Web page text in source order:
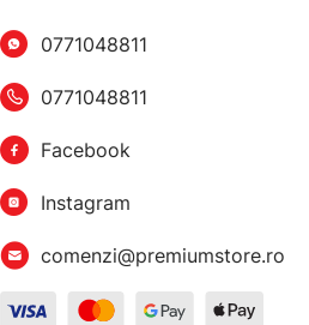
0771048811
0771048811
Facebook
Instagram
comenzi@premiumstore.ro